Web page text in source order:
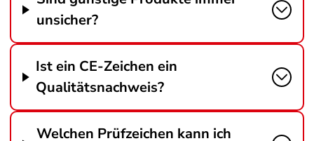
unsicher?
Ist ein CE-Zeichen ein
Qualitätsnachweis?
Welchen Prüfzeichen kann ich